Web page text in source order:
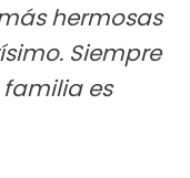
hermosas
Siempre
es